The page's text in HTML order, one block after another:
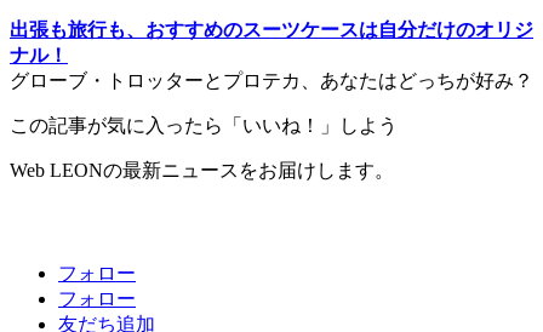
出張も旅行も、おすすめのスーツケースは自分だけのオリジ
ナル！
グローブ・トロッターとプロテカ、あなたはどっちが好み？
この記事が気に入ったら「いいね！」しよう
Web LEONの最新ニュースをお届けします。
フォロー
フォロー
友だち追加